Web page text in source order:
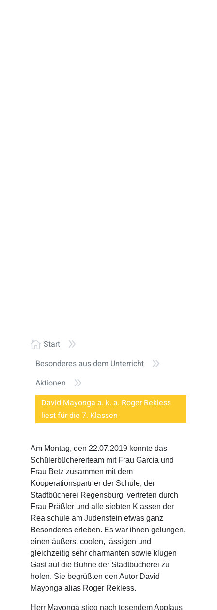
 Start 9
Besonderes aus dem Unterricht 9
Aktionen 9
David Mayonga a. k. a. Roger Rekless
liest für die 7. Klassen
Am Montag, den 22.07.2019 konnte das
Schülerbüchereiteam mit Frau Garcia und
Frau Betz zusammen mit dem
Kooperationspartner der Schule, der
Stadtbücherei Regensburg, vertreten durch
Frau Präßler und alle siebten Klassen der
Realschule am Judenstein etwas ganz
Besonderes erleben. Es war ihnen gelungen,
einen äußerst coolen, lässigen und
gleichzeitig sehr charmanten sowie klugen
Gast auf die Bühne der Stadtbücherei zu
holen. Sie begrüßten den Autor David
Mayonga alias Roger Rekless.
Herr Mayonga stieg nach tosendem Applaus